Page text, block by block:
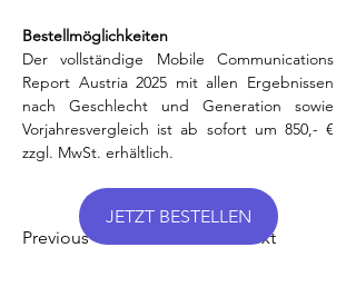
Previous Next
Bestellmöglichkeiten
Der vollständige Mobile Communications
Report Austria 2025 mit allen Ergebnissen
nach Geschlecht und Generation sowie
Vorjahresvergleich ist ab sofort um 850,- €
zzgl. MwSt. erhältlich.
JETZT BESTELLEN